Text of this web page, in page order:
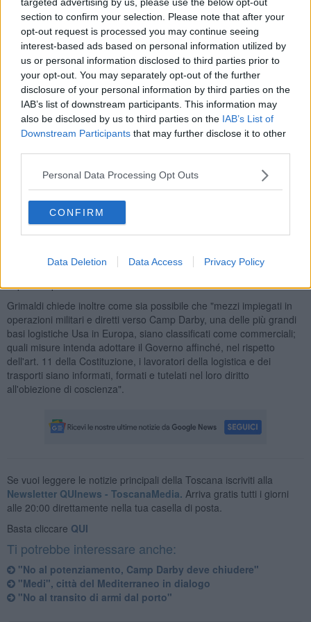
section to confirm your selection. Please note that after your
opt-out request is processed you may continue seeing
interest-based ads based on personal information utilized by
us or personal information disclosed to third parties prior to
your opt-out. You may separately opt-out of the further
disclosure of your personal information by third parties on the
IAB’s list of downstream participants. This information may
also be disclosed by us to third parties on the IAB’s List of
Downstream Participants that may further disclose it to other
Personal Data Processing Opt Outs
CONFIRM
Data Deletion Data Access Privacy Policy
aree potenzialmente contaminate; non vi era trasparenza sul
contenuto dei container; e le autorità di controllo non erano state
informate della natura militare del carico".
Per ostacolare il passaggio degli armamenti, Gap - Gruppo
Autonomo Portuali e l'Usb - che ha proclamato uno sciopero il 12
Maggio - hanno promosso un presidio al Varco Valessini. Tuttavia,
interrogativi sotto il profilo della sicurezza e della legalità".
A fronte di tali anomalie, il Gap ha depositato un esposto in procura
e ha richiesto l'accesso agli atti, coinvolgendo Autorità Portuale,
Capitaneria di porto, Prefettura e sindaci."
avanzato richiesta di chiarimenti al Prefetto, in coerenza con la
mozione del Consiglio Comunale del 2021 contro il traffico di armi
in porto e per la tutela dell'obiezione di coscienza dei lavoratori".
Grimaldi chiede inoltre come sia possibile che "mezzi impiegati in
operazioni militari e diretti verso Camp Darby, una delle più grandi
basi logistiche Usa in Europa, siano classificati come commerciali;
quali misure intenda adottare il Governo affinché, nel rispetto
dell'art. 11 della Costituzione, i lavoratori della logistica e dei
trasporti siano informati, formati e tutelati nel loro diritto
all'obiezione di coscienza".
Se vuoi leggere le notizie principali della Toscana iscriviti alla
Newsletter QUInews - ToscanaMedia. Arriva gratis tutti i giorni
alle 20:00 direttamente nella tua casella di posta.
Basta cliccare QUI
Ti potrebbe interessare anche:
"No al potenziamento, Camp Darby deve chiudere"
"Medi", città del Mediterraneo in dialogo
"No al transito di armi dal porto"